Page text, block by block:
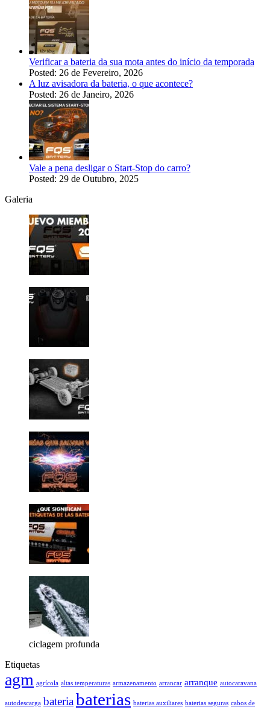
Verificar a bateria da sua mota antes do início da temporada
Posted: 26 de Fevereiro, 2026
A luz avisadora da bateria, o que acontece?
Posted: 26 de Janeiro, 2026
Vale a pena desligar o Start-Stop do carro?
Posted: 29 de Outubro, 2025
Galeria
ciclagem profunda
Etiquetas
agm agrícola altas temperaturas armazenamento arrancar arranque autocaravana
autodescarga bateriabaterias baterias auxiliares baterias seguras cabos de